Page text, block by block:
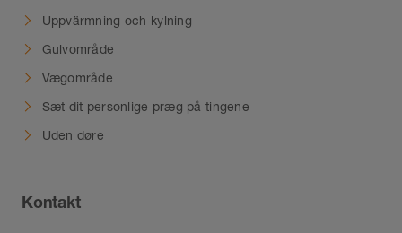
Uppvärmning och kylning
Gulvområde
Vægområde
Sæt dit personlige præg på tingene
Uden døre
Kontakt